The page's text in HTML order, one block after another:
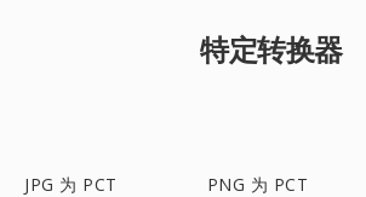
特定转换器
JPG 为 PCT PNG 为 PCT